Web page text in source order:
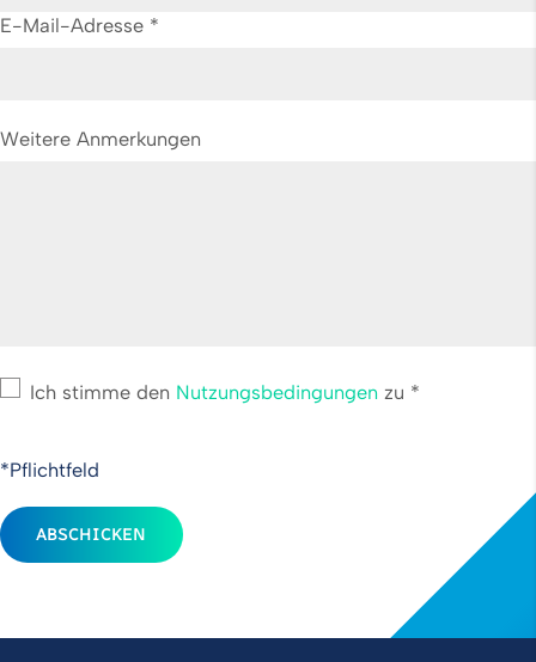
E-Mail-Adresse *
Weitere Anmerkungen
Ich stimme den Nutzungsbedingungenzu *
*Pflichtfeld
ABSCHICKEN